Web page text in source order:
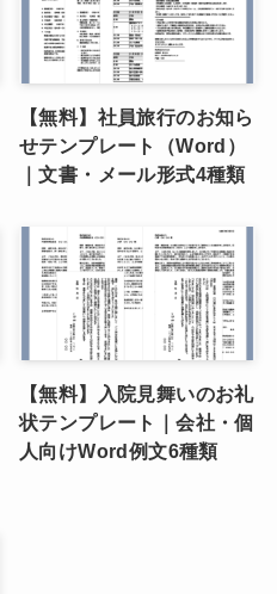
【無料】社員旅行のお知ら
せテンプレート（Word）
｜文書・メール形式4種類
【無料】入院見舞いのお礼
状テンプレート｜会社・個
人向けWord例文6種類